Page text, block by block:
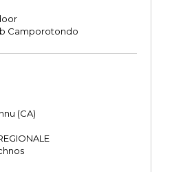
Camporotondo
(CA)